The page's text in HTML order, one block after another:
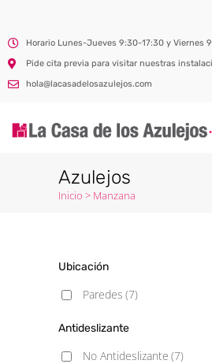
Horario Lunes-Jueves 9:30-17:30 y Viernes
Pide cita previa para visitar nuestras
hola@lacasadelosazulejos.com
Azulejos
Inicio > Manzana
Ubicación
Paredes (7)
Antideslizante
No Antideslizante (7)